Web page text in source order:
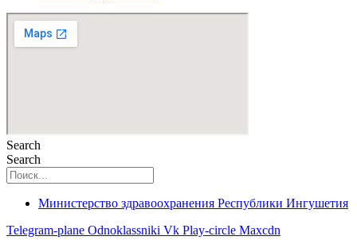
Search
Search
Министерство здравоохранения Республики Ингушетия
Telegram-plane Odnoklassniki Vk Play-circle Maxcdn